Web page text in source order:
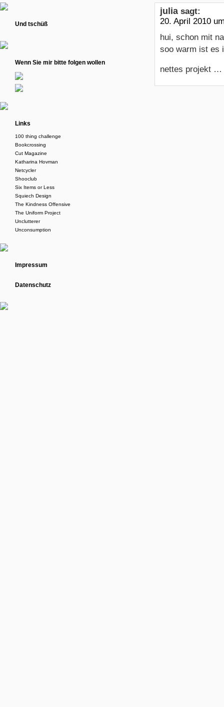
julia sagt:
20. April 2010
hui, schon mit
soo warm ist es
nettes projekt …
Und tschüß
Wenn Sie mir bitte folgen wollen
Links
100 thing challenge
Bookcrossing
Cut Magazine
Katharina Hovman
Netcycler
Shooclub
Six Items or Less
Squiech Design
The Kindness Offensive
The Uniform Project
Unclutterer
Unconsumption
Impressum
Datenschutz